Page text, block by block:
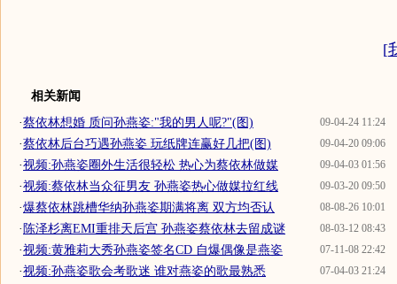
[
相关新闻
09-04-24 11:24
·蔡依林想婚 质问孙燕姿:"我的男人呢?"(图)
09-04-20 09:06
·蔡依林后台巧遇孙燕姿 玩纸牌连赢好几把(图)
09-04-03 01:56
·视频:孙燕姿圈外生活很轻松 热心为蔡依林做媒
09-03-20 09:50
·视频:蔡依林当众征男友 孙燕姿热心做媒拉红线
08-08-26 10:01
·爆蔡依林跳槽华纳孙燕姿期满将离 双方均否认
08-03-12 08:43
· 陈泽杉离EMI重排天后宫 孙燕姿蔡依林去留成谜
07-11-08 22:42
·视频:黄雅莉大秀孙燕姿签名CD 自爆偶像是燕姿
07-04-03 21:24
·视频:孙燕姿歌会考歌迷 谁对燕姿的歌最熟悉